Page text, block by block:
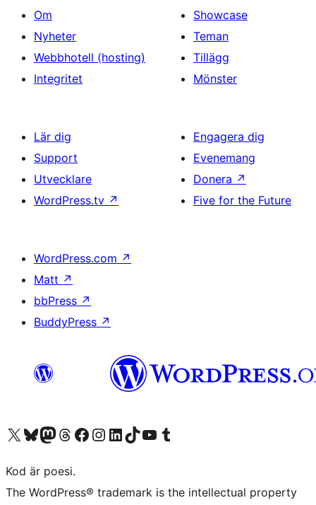
Om
Nyheter
Webbhotell (hosting)
Integritet
Showcase
Teman
Tillägg
Mönster
Lär dig
Support
Utvecklare
WordPress.tv ↗
Engagera dig
Evenemang
Donera ↗
Five for the Future
WordPress.com ↗
Matt ↗
bbPress ↗
BuddyPress ↗
Besök vår X-konto (f.d. Twitter)
Besök vårt Bluesky-konto
Besök vårt Mastodon-konto
Besök vårt Thread-konto
Besök vår Facebook-sidaBesök vårt Instagram-konto
Besök vårt LinkedIn-konto
Besök vårt TikTok-konto
Besök vår YouTube-kanalBesök vårt Tumblr-konto
Kod är poesi.
The WordPress® trademark is the intellectual property